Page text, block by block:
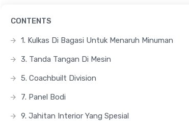
CONTENTS
1. Kulkas Di Bagasi Untuk Menaruh Minuman
3. Tanda Tangan Di Mesin
5. Coachbuilt Division
7. Panel Bodi
9. Jahitan Interior Yang Spesial